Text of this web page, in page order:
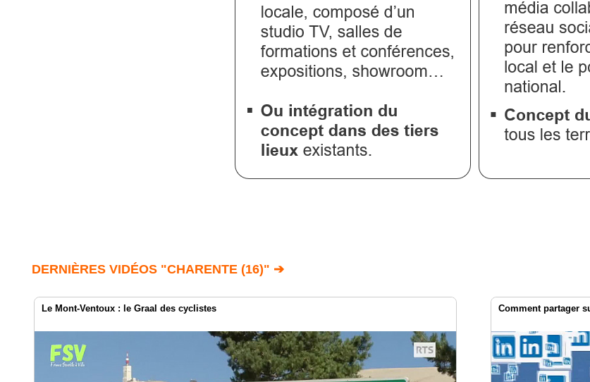
DERNIÈRES VIDÉOS "CHARENTE (16)" ➔
Le Mont-Ventoux : le Graal des cyclistes Comment partager